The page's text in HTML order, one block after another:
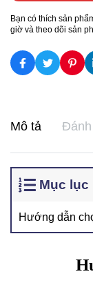
Bạn có thích sản
giờ và theo dõi sản
Mô tả
Mục lục
Hướng dẫn